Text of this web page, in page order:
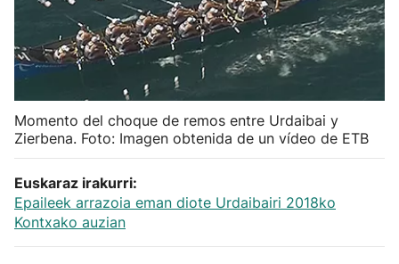
Atletismo
Carreras de montaña
Más deportes
"Helmuga"
Momento del choque de remos entre Urdaibai y
Zierbena. Foto: Imagen obtenida de un vídeo de ETB
Euskaraz irakurri:
Epaileek arrazoia eman diote Urdaibairi 2018ko
Kontxako auzian